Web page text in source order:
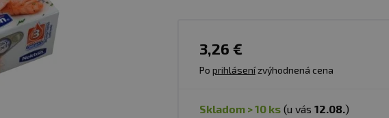
3,26 €
Po prihlásenízvýhodnená cena
skladom > 10 ks (u vás 12.08.)